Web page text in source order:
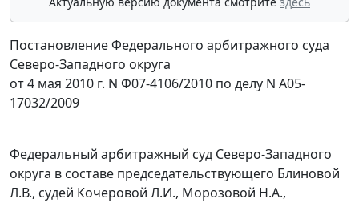
Постановление Федерального арбитражного суда
Северо-Западного округа
от 4 мая 2010 г. N Ф07-4106/2010 по делу N А05-
17032/2009
Федеральный арбитражный суд Северо-Западного
округа в составе председательствующего Блиновой
Л.В., судей Кочеровой Л.И., Морозовой Н.А.,